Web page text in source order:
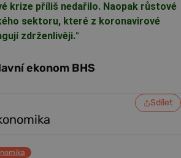
krize příliš nedařilo. Naopak růstové
sektoru, které z koronavirové
zdrženlivěji."
ekonom BHS
Sdílet